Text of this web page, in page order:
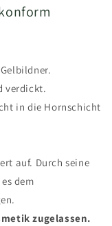
verdickt.
in die Hornschicht
auf. Durch seine
dem
zugelassen.